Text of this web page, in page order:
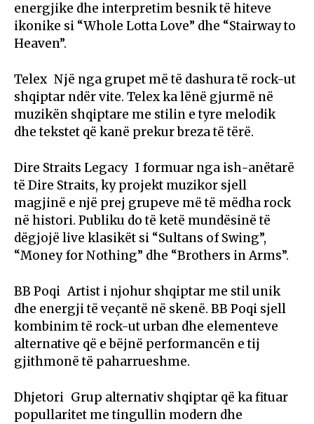
energjike dhe interpretim besnik të hiteve
ikonike si “Whole Lotta Love” dhe “Stairway to
Heaven”.
Telex Një nga grupet më të dashura të rock-ut
shqiptar ndër vite. Telex ka lënë gjurmë në
muzikën shqiptare me stilin e tyre melodik
dhe tekstet që kanë prekur breza të tërë.
Dire Straits Legacy I formuar nga ish-anëtarë
të Dire Straits, ky projekt muzikor sjell
magjinë e një prej grupeve më të mëdha rock
në histori. Publiku do të ketë mundësinë të
dëgjojë live klasikët si “Sultans of Swing”,
“Money for Nothing” dhe “Brothers in Arms”.
BB Poqi Artist i njohur shqiptar me stil unik
dhe energji të veçantë në skenë. BB Poqi sjell
kombinim të rock-ut urban dhe elementeve
alternative që e bëjnë performancën e tij
gjithmonë të paharrueshme.
Dhjetori Grup alternativ shqiptar që ka fituar
popullaritet me tingullin modern dhe